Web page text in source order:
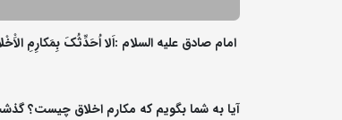
امام صادق علیه السلام :اَلا اُحَدِّثُکَ بِمَکارِمِ
آیا به شما بگویم که مکارم اخلاق چیست؟